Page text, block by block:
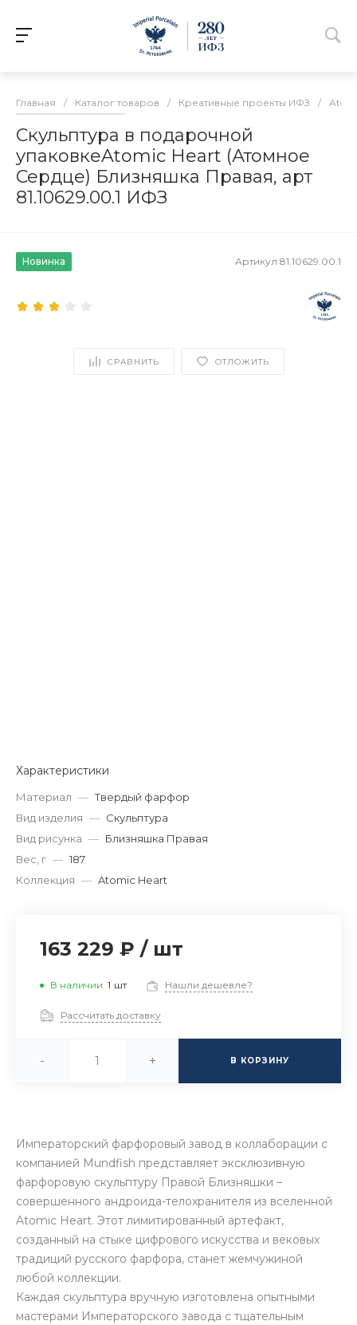
Главная / Каталог товаров / Креативные проекты ИФЗ /
Скульптура в подарочной
упаковкеAtomic Heart (Атомное
Сердце) Близняшка Правая, арт
81.10629.00.1 ИФЗ
Новинка Артикул 81.10629.00.1
СРАВНИТЬ ОТЛОЖИТЬ
Характеристики
Материал — Твердый фарфор
Вид изделия — Скульптура
Вид рисунка — Близняшка Правая
Вес, г — 187
Коллекция — Atomic Heart
163 229 ₽ / шт
В наличии 1 шт Нашли дешевле?
Рассчитать доставку
- + В КОРЗИНУ
Императорский фарфоровый завод в коллаборации с
компанией Mundfish представляет эксклюзивную
фарфоровую скульптуру Правой Близняшки –
совершенного андроида-телохранителя из вселенной
Atomic Heart. Этот лимитированный артефакт,
созданный на стыке цифрового искусства и вековых
традиций русского фарфора, станет жемчужиной
любой коллекции.
Каждая скульптура вручную изготовлена опытными
мастерами Императорского завода с тщательным